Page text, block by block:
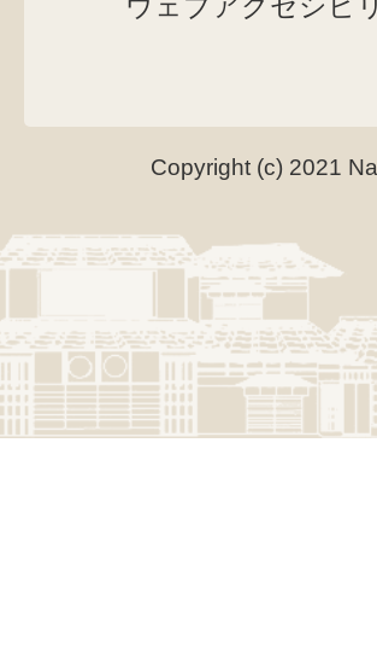
Copyright (c) 2021